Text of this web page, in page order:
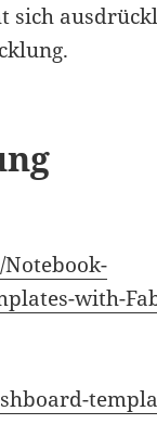
sich
with-